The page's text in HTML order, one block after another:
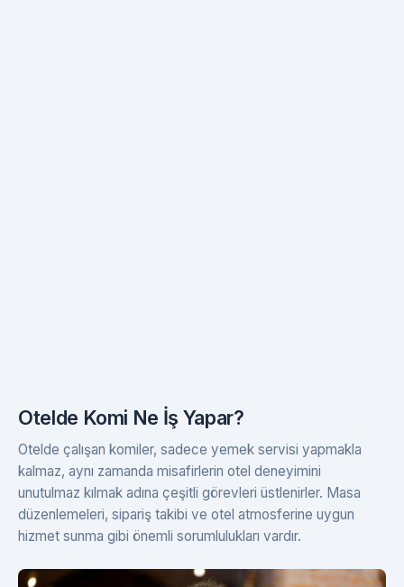
Otelde Komi Ne İş Yapar?
Otelde çalışan komiler, sadece yemek servisi yapmakla
kalmaz, aynı zamanda misafirlerin otel deneyimini
unutulmaz kılmak adına çeşitli görevleri üstlenirler. Masa
düzenlemeleri, sipariş takibi ve otel atmosferine uygun
hizmet sunma gibi önemli sorumlulukları vardır.